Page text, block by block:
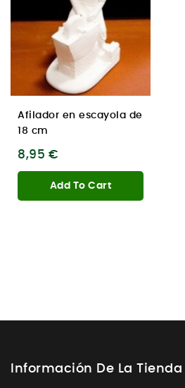
Afilador en escayola de
18 cm
8,95 €
Add To Cart
Información De La Tienda